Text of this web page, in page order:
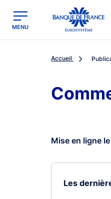
Banque de France - Menu
MENU
Accueil
Mise en ligne
Les